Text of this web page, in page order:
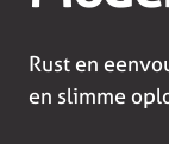
Rust en
en slimme